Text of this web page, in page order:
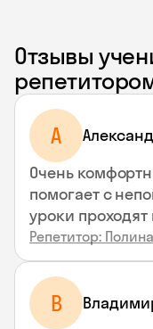
Отзывы
A
Очень
помогает с
уроки
Репетитор: Полина
В